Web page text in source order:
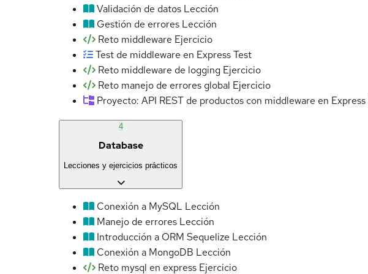
Validación de datos Lección
Gestión de errores Lección
Reto middleware Ejercicio
Test de middleware en ExpressTest
Reto middleware de logging Ejercicio
Reto manejo de errores global Ejercicio
Proyecto: API REST de productos con middleware en Express
4
Database
Lecciones y ejercicios prácticos
Conexión a MySQL Lección
Manejo de errores Lección
Introducción a ORM Sequelize Lección
Conexión a MongoDB Lección
Reto mysql en express Ejercicio